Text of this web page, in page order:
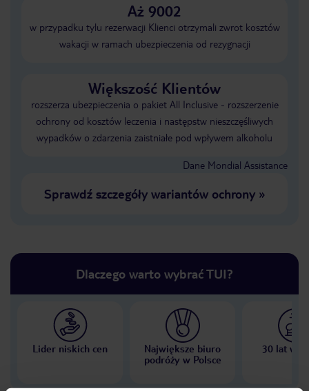
Aż 9002
w przypadku tylu rezerwacji Klienci otrzymali zwrot kosztów
wakacji w ramach ubezpieczenia od rezygnacji
Większość Klientów
rozszerza ubezpieczenia o pakiet All Inclusive - rozszerzenie
ochrony od kosztów leczenia i następstw nieszczęśliwych
wypadków o zdarzenia zaistniałe pod wpływem alkoholu
Dane Mondial Assistance
Sprawdź szczegóły wariantów ochrony»
Dlaczego warto wybrać TUI?
Lider niskich cen
Największe biuro
podróży w Polsce
30 lat w